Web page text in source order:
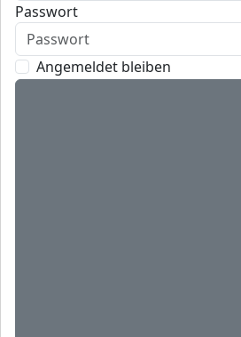
Passwort
Angemeldet bleiben